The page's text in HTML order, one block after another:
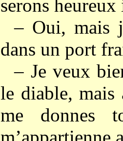
serons
– Oui, mais
dans un port
– Je veux
le diable,
me donnes